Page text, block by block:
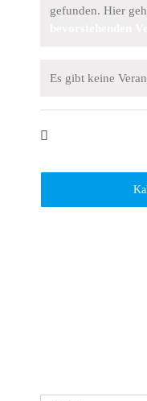
Hinweis
gefunden. Hier
Hinweis
Es gibt keine